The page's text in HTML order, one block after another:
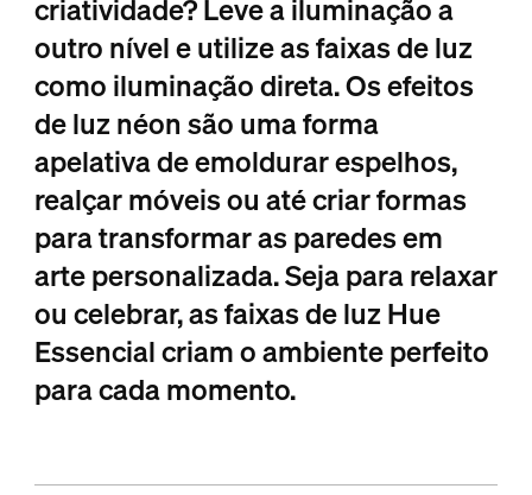
criatividade? Leve a iluminação a
outro nível e utilize as faixas de luz
como iluminação direta. Os efeitos
de luz néon são uma forma
apelativa de emoldurar espelhos,
realçar móveis ou até criar formas
para transformar as paredes em
arte personalizada. Seja para relaxar
ou celebrar, as faixas de luz Hue
Essencial criam o ambiente perfeito
para cada momento.